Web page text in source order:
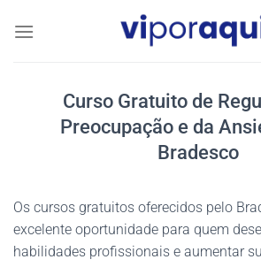
Curso Gratuito de
Preocupação e da
Bradesco
Os cursos gratuitos oferecidos pelo
excelente oportunidade para quem
habilidades profissionais e aumentar